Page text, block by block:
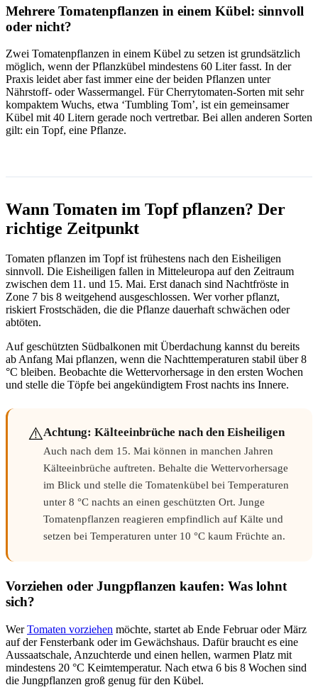
Mehrere Tomatenpflanzen in einem Kübel: sinnvoll
oder nicht?
Zwei Tomatenpflanzen in einem Kübel zu setzen ist grundsätzlich
möglich, wenn der Pflanzkübel mindestens 60 Liter fasst. In der
Praxis leidet aber fast immer eine der beiden Pflanzen unter
Nährstoff- oder Wassermangel. Für Cherrytomaten-Sorten mit sehr
kompaktem Wuchs, etwa ‘Tumbling Tom’, ist ein gemeinsamer
Kübel mit 40 Litern gerade noch vertretbar. Bei allen anderen Sorten
gilt: ein Topf, eine Pflanze.
Wann Tomaten im Topf pflanzen? Der
richtige Zeitpunkt
Tomaten pflanzen im Topf ist frühestens nach den Eisheiligen
sinnvoll. Die Eisheiligen fallen in Mitteleuropa auf den Zeitraum
zwischen dem 11. und 15. Mai. Erst danach sind Nachtfröste in
Zone 7 bis 8 weitgehend ausgeschlossen. Wer vorher pflanzt,
riskiert Frostschäden, die die Pflanze dauerhaft schwächen oder
abtöten.
Auf geschützten Südbalkonen mit Überdachung kannst du bereits
ab Anfang Mai pflanzen, wenn die Nachttemperaturen stabil über 8
°C bleiben. Beobachte die Wettervorhersage in den ersten Wochen
und stelle die Töpfe bei angekündigtem Frost nachts ins Innere.
⚠️Achtung: Kälteeinbrüche nach den Eisheiligen
Auch nach dem 15. Mai können in manchen Jahren
Kälteeinbrüche auftreten. Behalte die Wettervorhersage
im Blick und stelle die Tomatenkübel bei Temperaturen
unter 8 °C nachts an einen geschützten Ort. Junge
Tomatenpflanzen reagieren empfindlich auf Kälte und
setzen bei Temperaturen unter 10 °C kaum Früchte an.
Vorziehen oder Jungpflanzen kaufen: Was lohnt
sich?
WerTomaten vorziehen möchte, startet ab Ende Februar oder März
auf der Fensterbank oder im Gewächshaus. Dafür braucht es eine
Aussaatschale, Anzuchterde und einen hellen, warmen Platz mit
mindestens 20 °C Keimtemperatur. Nach etwa 6 bis 8 Wochen sind
die Jungpflanzen groß genug für den Kübel.